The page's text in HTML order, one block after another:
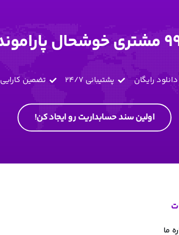
دانلود رایگان پشتیبانی 24/7 تضمین کارایی
اولین سند حسابداریت رو ایجاد کن!
ما